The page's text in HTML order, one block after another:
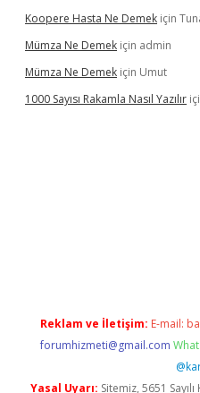
Koopere Hasta Ne Demek için
Mümza Ne Demek için admin
Mümza Ne Demek için Umut
1000 Sayısı Rakamla Nasıl Yazılır
Reklam ve İletişim: E-mail:
forumhizmeti@gmail.com
Yasal Uyarı: Sitemiz, 5651